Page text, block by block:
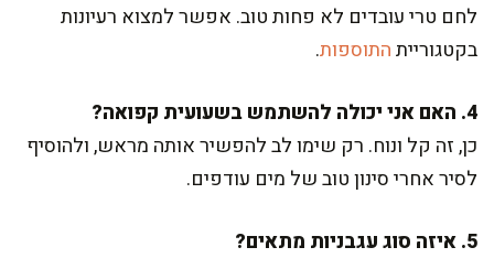
לחם טרי עובדים לא פחות טוב. אפשר למצוא רעיונות
בקטגורייתהתוספות.
4. האם אני יכולה להשתמש בשעועית קפואה?
כן, זה קל ונוח. רק שימו לב להפשיר אותה מראש, ולהוסיף
לסיר אחרי סינון טוב של מים עודפים.
5. איזה סוג עגבניות מתאים?